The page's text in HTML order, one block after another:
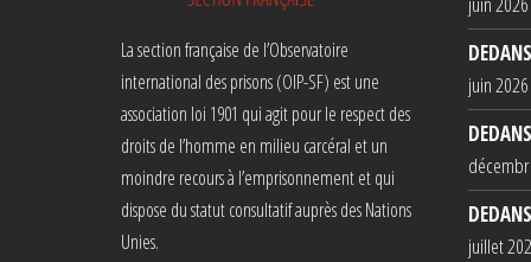
La section française de l’Observatoire
international des prisons (OIP-SF) est une
association loi 1901 qui agit pour le respect des
droits de l’homme en milieu carcéral et un
moindre recours à l’emprisonnement et qui
dispose du statut consultatif auprès des Nations
Unies.
juin 2026
juillet